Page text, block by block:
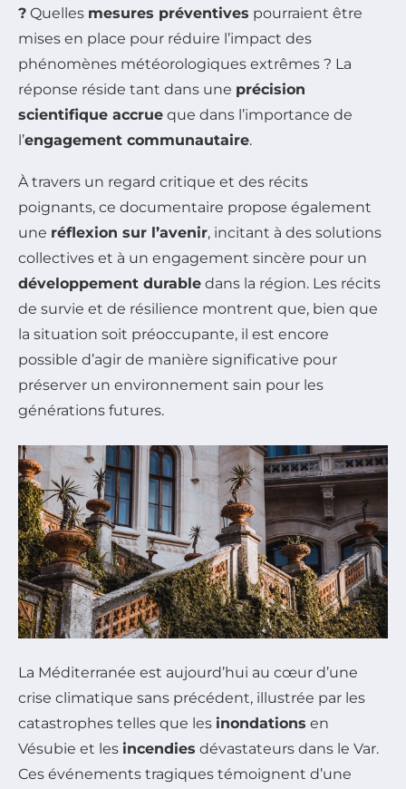
? Quelles mesures préventives pourraient être
mises en place pour réduire l’impact des
phénomènes météorologiques extrêmes ? La
réponse réside tant dans une précision
scientifique accrue que dans l’importance de
l’engagement communautaire.
À travers un regard critique et des récits
poignants, ce documentaire propose également
une réflexion sur l’avenir, incitant à des solutions
collectives et à un engagement sincère pour un
développement durable dans la région. Les récits
de survie et de résilience montrent que, bien que
la situation soit préoccupante, il est encore
possible d’agir de manière significative pour
préserver un environnement sain pour les
générations futures.
La Méditerranée est aujourd’hui au cœur d’une
crise climatique sans précédent, illustrée par les
catastrophes telles que les inondations en
Vésubie et les incendies dévastateurs dans le Var.
Ces événements tragiques témoignent d’une